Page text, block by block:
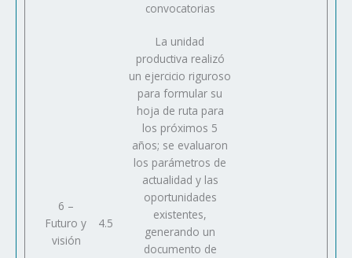
convocatorias
6 –
Futuro y
visión
4.5
La unidad
productiva realizó
un ejercicio riguroso
para formular su
hoja de ruta para
los próximos 5
años; se evaluaron
los parámetros de
actualidad y las
oportunidades
existentes,
generando un
documento de